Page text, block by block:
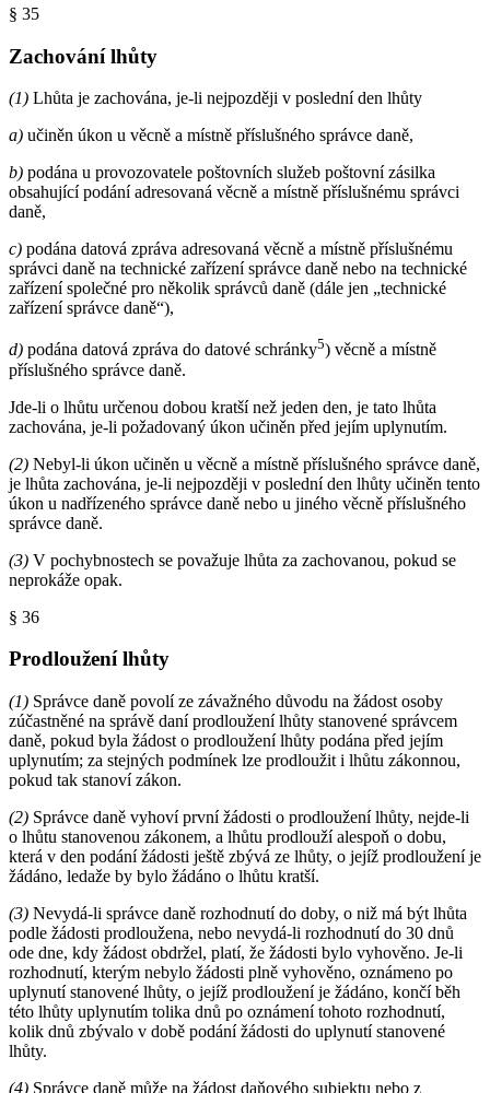
§ 35
Zachování lhůty
(1) Lhůta je zachována, je-li nejpozději v poslední den lhůty
a) učiněn úkon u věcně a místně příslušného správce daně,
b) podána u provozovatele poštovních služeb poštovní zásilka
obsahující podání adresovaná věcně a místně příslušnému správci
daně,
c) podána datová zpráva adresovaná věcně a místně příslušnému
správci daně na technické zařízení správce daně nebo na technické
zařízení společné pro několik správců daně (dále jen „technické
zařízení správce daně“),
d) podána datová zpráva do datové schránky5) věcně a místně
příslušného správce daně.
Jde-li o lhůtu určenou dobou kratší než jeden den, je tato lhůta
zachována, je-li požadovaný úkon učiněn před jejím uplynutím.
(2) Nebyl-li úkon učiněn u věcně a místně příslušného správce daně,
je lhůta zachována, je-li nejpozději v poslední den lhůty učiněn tento
úkon u nadřízeného správce daně nebo u jiného věcně příslušného
správce daně.
(3) V pochybnostech se považuje lhůta za zachovanou, pokud se
neprokáže opak.
§ 36
Prodloužení lhůty
(1) Správce daně povolí ze závažného důvodu na žádost osoby
zúčastněné na správě daní prodloužení lhůty stanovené správcem
daně, pokud byla žádost o prodloužení lhůty podána před jejím
uplynutím; za stejných podmínek lze prodloužit i lhůtu zákonnou,
pokud tak stanoví zákon.
(2) Správce daně vyhoví první žádosti o prodloužení lhůty, nejde-li
o lhůtu stanovenou zákonem, a lhůtu prodlouží alespoň o dobu,
která v den podání žádosti ještě zbývá ze lhůty, o jejíž prodloužení je
žádáno, ledaže by bylo žádáno o lhůtu kratší.
(3) Nevydá-li správce daně rozhodnutí do doby, o niž má být lhůta
podle žádosti prodloužena, nebo nevydá-li rozhodnutí do 30 dnů
ode dne, kdy žádost obdržel, platí, že žádosti bylo vyhověno. Je-li
rozhodnutí, kterým nebylo žádosti plně vyhověno, oznámeno po
uplynutí stanovené lhůty, o jejíž prodloužení je žádáno, končí běh
této lhůty uplynutím tolika dnů po oznámení tohoto rozhodnutí,
kolik dnů zbývalo v době podání žádosti do uplynutí stanovené
lhůty.
(4) Správce daně může na žádost daňového subjektu nebo z